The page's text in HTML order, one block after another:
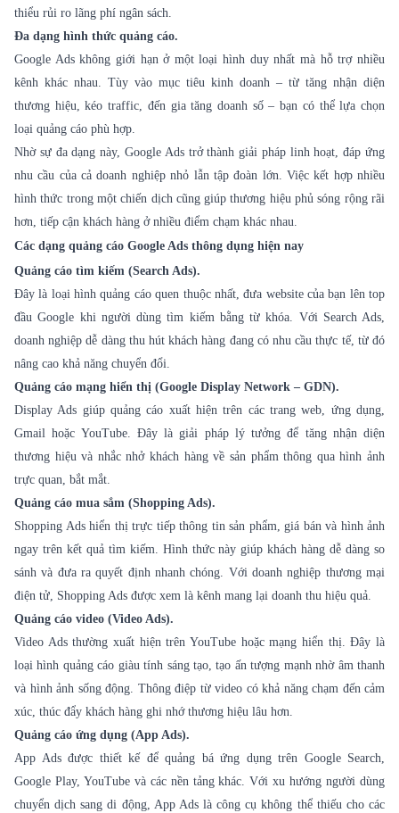
thiểu rủi ro lãng phí ngân sách.
Đa dạng hình thức quảng cáo.
Google Ads không giới hạn ở một loại hình duy nhất mà hỗ trợ nhiều
kênh khác nhau. Tùy vào mục tiêu kinh doanh – từ tăng nhận diện
thương hiệu, kéo traffic, đến gia tăng doanh số – bạn có thể lựa chọn
loại quảng cáo phù hợp.
Nhờ sự đa dạng này, Google Ads trở thành giải pháp linh hoạt, đáp ứng
nhu cầu của cả doanh nghiệp nhỏ lẫn tập đoàn lớn. Việc kết hợp nhiều
hình thức trong một chiến dịch cũng giúp thương hiệu phủ sóng rộng rãi
hơn, tiếp cận khách hàng ở nhiều điểm chạm khác nhau.
Các dạng quảng cáo Google Ads thông dụng hiện nay
Quảng cáo tìm kiếm (Search Ads).
Đây là loại hình quảng cáo quen thuộc nhất, đưa website của bạn lên top
đầu Google khi người dùng tìm kiếm bằng từ khóa. Với Search Ads,
doanh nghiệp dễ dàng thu hút khách hàng đang có nhu cầu thực tế, từ đó
nâng cao khả năng chuyển đổi.
Quảng cáo mạng hiển thị (Google Display Network – GDN).
Display Ads giúp quảng cáo xuất hiện trên các trang web, ứng dụng,
Gmail hoặc YouTube. Đây là giải pháp lý tưởng để tăng nhận diện
thương hiệu và nhắc nhở khách hàng về sản phẩm thông qua hình ảnh
trực quan, bắt mắt.
Quảng cáo mua sắm (Shopping Ads).
Shopping Ads hiển thị trực tiếp thông tin sản phẩm, giá bán và hình ảnh
ngay trên kết quả tìm kiếm. Hình thức này giúp khách hàng dễ dàng so
sánh và đưa ra quyết định nhanh chóng. Với doanh nghiệp thương mại
điện tử, Shopping Ads được xem là kênh mang lại doanh thu hiệu quả.
Quảng cáo video (Video Ads).
Video Ads thường xuất hiện trên YouTube hoặc mạng hiển thị. Đây là
loại hình quảng cáo giàu tính sáng tạo, tạo ấn tượng mạnh nhờ âm thanh
và hình ảnh sống động. Thông điệp từ video có khả năng chạm đến cảm
xúc, thúc đẩy khách hàng ghi nhớ thương hiệu lâu hơn.
Quảng cáo ứng dụng (App Ads).
App Ads được thiết kế để quảng bá ứng dụng trên Google Search,
Google Play, YouTube và các nền tảng khác. Với xu hướng người dùng
chuyển dịch sang di động, App Ads là công cụ không thể thiếu cho các